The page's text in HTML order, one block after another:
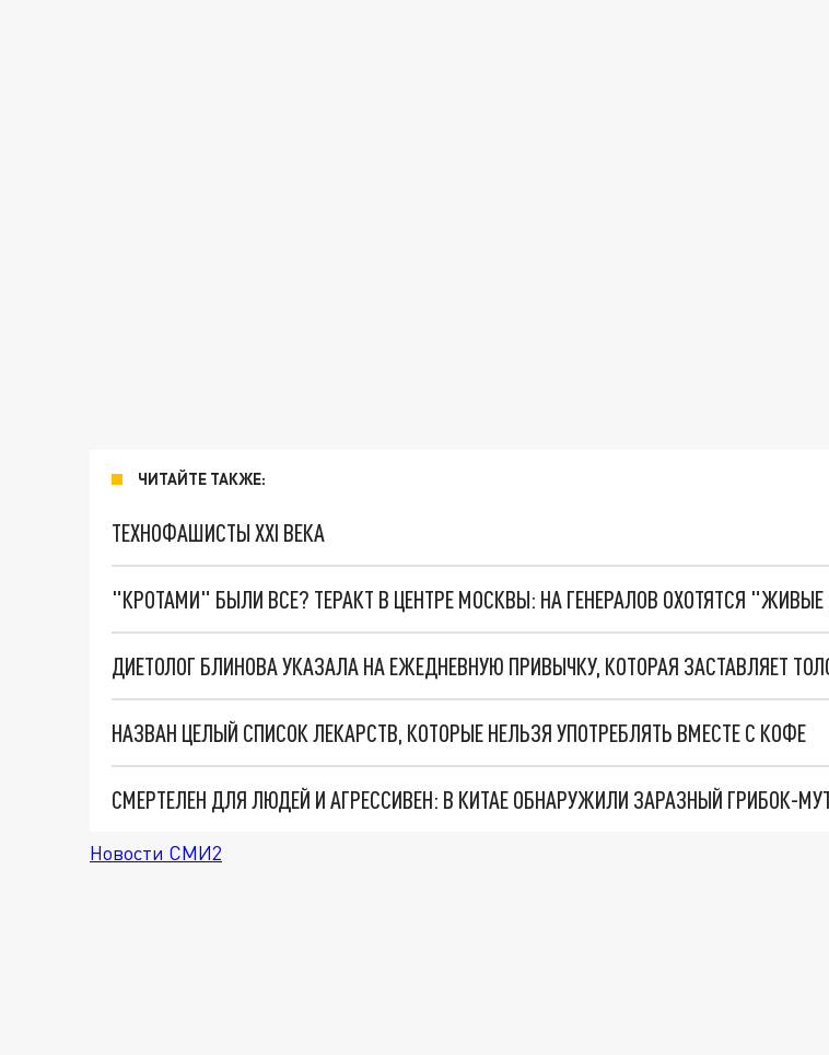
ЧИТАЙТЕ ТАКЖЕ:
ТЕХНОФАШИСТЫ XXI ВЕКА
"КРОТАМИ" БЫЛИ ВСЕ? ТЕРАКТ В ЦЕНТРЕ МОСКВЫ: НА ГЕНЕРАЛОВ ОХОТЯТСЯ
ДИЕТОЛОГ БЛИНОВА УКАЗАЛА НА ЕЖЕДНЕВНУЮ ПРИВЫЧКУ, КОТОРАЯ ЗАСТАВЛЯЕТ
НАЗВАН ЦЕЛЫЙ СПИСОК ЛЕКАРСТВ, КОТОРЫЕ НЕЛЬЗЯ УПОТРЕБЛЯТЬ ВМЕСТЕ С КОФЕ
СМЕРТЕЛЕН ДЛЯ ЛЮДЕЙ И АГРЕССИВЕН: В КИТАЕ ОБНАРУЖИЛИ ЗАРАЗНЫЙ ГРИБОК-
Новости СМИ2